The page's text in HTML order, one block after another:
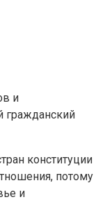
и
гражданский
конституции
потому
и